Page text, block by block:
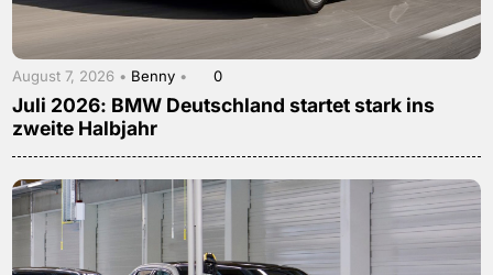
August 7, 2026 • Benny • 0
Juli 2026: BMW Deutschland startet stark ins
zweite Halbjahr